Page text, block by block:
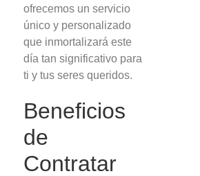
ofrecemos un servicio
único y personalizado
que inmortalizará este
día tan significativo para
ti y tus seres queridos.
Beneficios
de
Contratar